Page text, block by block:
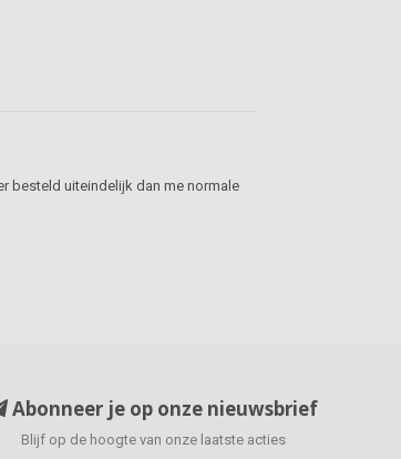
besteld uiteindelijk dan me normale
Abonneer je op onze nieuwsbrief
Blijf op de hoogte van onze laatste acties